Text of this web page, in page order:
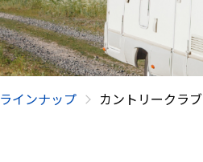
ラインナップ カントリークラブ